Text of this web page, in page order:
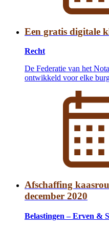
Een gratis digitale
Recht
De Federatie van het
ontwikkeld voor elke
Afschaffing
december 2020
Belastingen – Erven &